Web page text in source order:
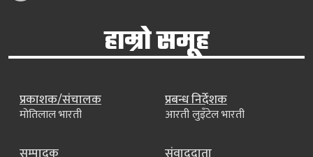
हाम्रो समूह
प्रकाशक/संचालक
मोतिलाल भारती
प्रबन्ध निर्देशक
आरती लुइँटेल भारती
सम्पादक संवाददाता